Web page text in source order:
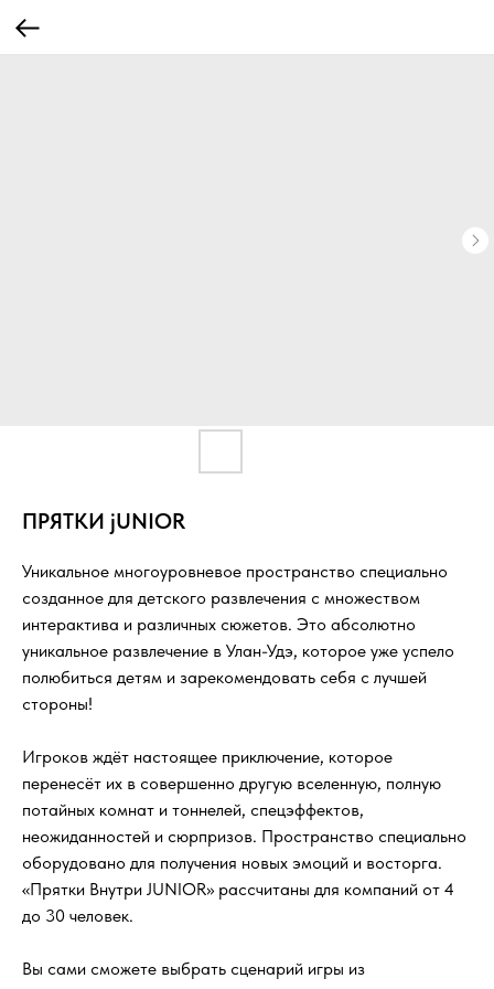
ПРЯТКИ jUNIOR
Уникальное многоуровневое пространство специально
созданное для детского развлечения с множеством
интерактива и различных сюжетов. Это абсолютно
уникальное развлечение в Улан-Удэ, которое уже успело
полюбиться детям и зарекомендовать себя с лучшей
стороны!
Игроков ждёт настоящее приключение, которое
перенесёт их в совершенно другую вселенную, полную
потайных комнат и тоннелей, спецэффектов,
неожиданностей и сюрпризов. Пространство специально
оборудовано для получения новых эмоций и восторга.
«Прятки Внутри JUNIOR» рассчитаны для компаний от 4
до 30 человек.
Вы сами сможете выбрать сценарий игры из